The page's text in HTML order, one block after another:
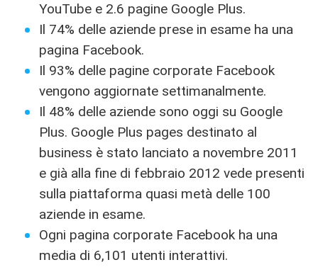
YouTube e 2.6 pagine Google Plus.
Il 74% delle aziende prese in esame ha una
pagina Facebook.
Il 93% delle pagine corporate Facebook
vengono aggiornate settimanalmente.
Il 48% delle aziende sono oggi su Google
Plus. Google Plus pages destinato al
business è stato lanciato a novembre 2011
e già alla fine di febbraio 2012 vede presenti
sulla piattaforma quasi metà delle 100
aziende in esame.
Ogni pagina corporate Facebook ha una
media di 6,101 utenti interattivi.